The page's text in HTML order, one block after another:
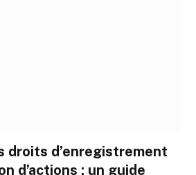
droits d’enregistrement
d’actions : un guide